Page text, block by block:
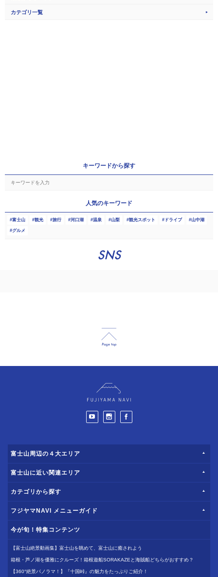
カテゴリ一覧
キーワードから探す
人気のキーワード
富士山 観光 旅行 河口湖 温泉 山梨 観光スポット ドライブ 山中湖
グルメ
SNS
富士山周辺の４大エリア
富士山に近い関連エリア
カテゴリから探す
フジヤマNAVI メニューガイド
今が旬！特集コンテンツ
【富士山絶景動画集】富士山を眺めて、富士山に癒されよう
箱根・芦ノ湖を優雅にクルーズ！箱根遊船SORAKAZEと海賊船どちらがおすすめ？
【360°絶景パノラマ！】『十国峠』の魅力をたっぷりご紹介！